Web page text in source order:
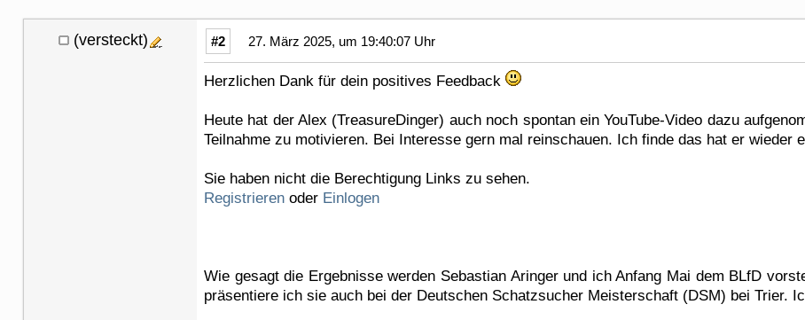
(versteckt) #2 27. März 2025, um 19:40:07 Uhr
Herzlichen Dank für dein positives Feedback
Heute hat der Alex (TreasureDinger) auch noch spontan ein YouTube-Video dazu
Teilnahme zu motivieren. Bei Interesse gern mal reinschauen. Ich finde das hat er wieder
Sie haben nicht die Berechtigung Links zu sehen.
Registrieren oder Einlogen
Wie gesagt die Ergebnisse werden Sebastian Aringer und ich Anfang Mai dem BLfD
präsentiere ich sie auch bei der Deutschen Schatzsucher Meisterschaft (DSM) bei Trier.